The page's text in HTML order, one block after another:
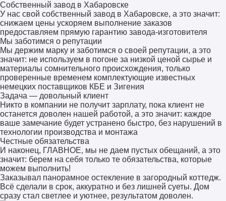
Собственный завод в Хабаровске
У нас свой собственный завод в Хабаровске, а это значит:
снижаем цены ускоряем выполнение заказов
предоставляем прямую гарантию завода-изготовителя
Мы заботимся о репутации
Мы держим марку и заботимся о своей репутации, а это
значит: не используем в погоне за низкой ценой сырье и
материалы сомнительного происхождения, только
проверенные временем комплектующие известных
немецких поставщиков КБЕ и Зигения
Задача — довольный клиент
Никто в компании не получит зарплату, пока клиент не
останется доволен нашей работой, а это значит: каждое
ваше замечание будет устранено быстро, без нарушений в
технологии производства и монтажа
Честные обязательства
И наконец, ГЛАВНОЕ, мы не даем пустых обещаний, а это
значит: берем на себя только те обязательства, которые
можем выполнить!
Заказывал панорамное остекление в загородный коттедж.
Всё сделали в срок, аккуратно и без лишней суеты. Дом
сразу стал светлее и уютнее, результатом доволен.